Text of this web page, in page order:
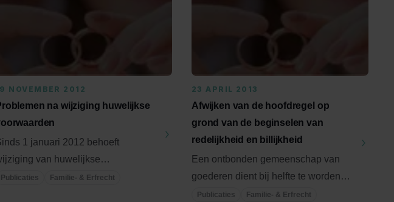
NOVEMBER 2012
na wijziging huwelijkse
1 januari 2012 behoeft
van huwelijkse
voorwaarden tijdens het huwelijk
Publicaties Familie- & Erfrecht
23 APRIL 2013
Afwijken van de hoofdregel op
grond van de beginselen van
redelijkheid en billijkheid
Een ontbonden gemeenschap van
goederen dient bij helfte te worden
verdeeld. Aan de in de huwelijkse ...
Publicaties Familie- & Erfrecht